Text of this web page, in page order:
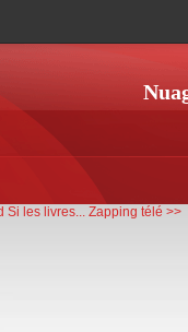
Si les livres... Zapping télé >>